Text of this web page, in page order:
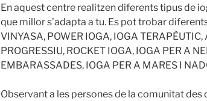
En aquest centre realitzen diferents tipus de
que millor s’adapta a tu. Es pot trobar
VINYASA, POWER IOGA, IOGA TERAPÈUTIC,
PROGRESSIU, ROCKET IOGA, IOGA PER A
EMBARASSADES, IOGA PER A MARES I
Observant a les persones de la comunitat des